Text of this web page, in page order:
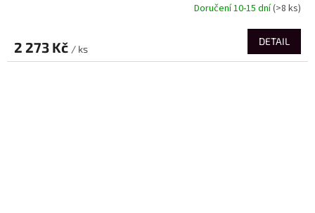
Doručení 10-15 dní(>8 ks)
2 273 Kč / ks
DETAIL